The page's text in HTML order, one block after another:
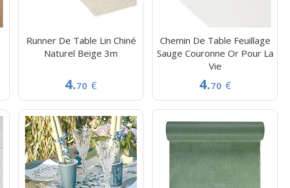
Runner De Table Lin Chiné
Naturel Beige 3m
4.70 €
Chemin De Table Feuillage
Sauge Couronne Or Pour La
Vie
4.70 €